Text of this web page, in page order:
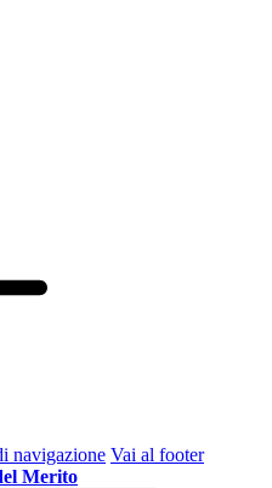
navigazione Vai al footer
Merito